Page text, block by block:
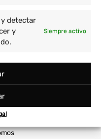
detectar
y
Siempre activo
Solidarios